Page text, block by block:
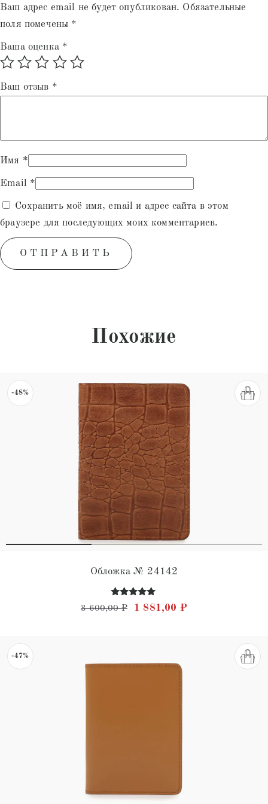
Ваш адрес email не будет опубликован. Обязательные
поля помечены *
Ваша оценка *
Ваш отзыв *
Имя *
Email *
Сохранить моё имя, email и адрес сайта в этом
браузере для последующих моих комментариев.
Похожие
-48%
Обложка № 24142
Оценка
5.00
3 600,00₽ Первоначальная цена
1 881,00 ₽Текущая цена:
-47%